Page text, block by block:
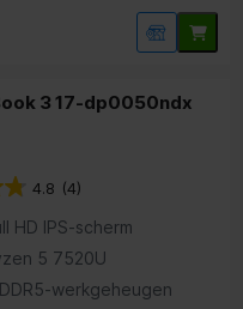
3 17-dp0050ndx
4.8 (4)
HD IPS-scherm
5 7520U
werkgeheugen